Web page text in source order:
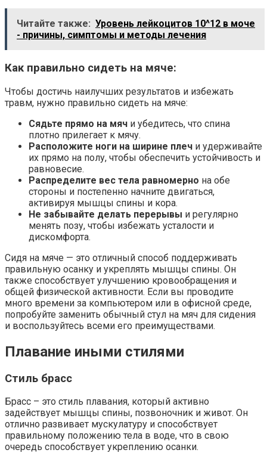
Читайте также: Уровень лейкоцитов 10^12 в моче
- причины, симптомы и методы лечения
Как правильно сидеть на мяче:
Чтобы достичь наилучших результатов и избежать
травм, нужно правильно сидеть на мяче:
Сядьте прямо на мяч и убедитесь, что спина
плотно прилегает к мячу.
Расположите ноги на ширине плеч и удерживайте
их прямо на полу, чтобы обеспечить устойчивость и
равновесие.
Распределите вес тела равномерно на обе
стороны и постепенно начните двигаться,
активируя мышцы спины и кора.
Не забывайте делать перерывы и регулярно
менять позу, чтобы избежать усталости и
дискомфорта.
Сидя на мяче — это отличный способ поддерживать
правильную осанку и укреплять мышцы спины. Он
также способствует улучшению кровообращения и
общей физической активности. Если вы проводите
много времени за компьютером или в офисной среде,
попробуйте заменить обычный стул на мяч для сидения
и воспользуйтесь всеми его преимуществами.
Плавание иными стилями
Стиль брасс
Брасс – это стиль плавания, который активно
задействует мышцы спины, позвоночник и живот. Он
отлично развивает мускулатуру и способствует
правильному положению тела в воде, что в свою
очередь способствует укреплению осанки.